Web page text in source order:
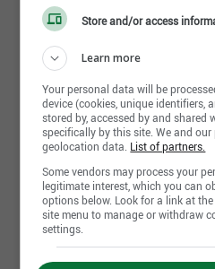
Actualise un modèle de
employés;
richesse et intégrateur
développement, qualité
portuaire et
de plein air, ville
Pourquoi choisir la Ville de
Des perspectives de
avantages sociaux
de formation stimulants :
Environnement
Un milieu de vie humain
Store and/or access
Learn more
Your personal data will be
device (cookies, unique identifiers,
stored by, accessed by and shared
specifically by this site. We and
geolocation data. List of partners.
Some vendors may process your
legitimate interest, which you can
options below. Look for a link at
site menu to manage or withdraw
settings.